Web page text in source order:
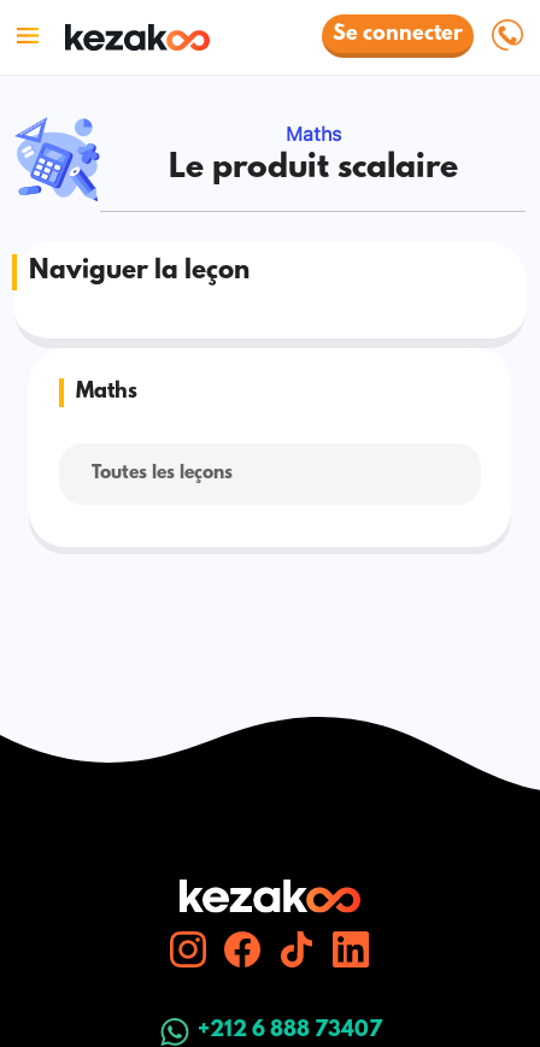
Se connecter
Maths
Le produit scalaire
Naviguer la leçon
Maths
Toutes les leçons
+212 6 888 73407